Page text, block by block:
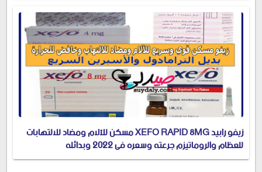
زيفو رابيد XEFO RAPID 8MG مسكن للآلام ومضاد للالتهابات
للعظام والروماتيزم جرعته وسعره في 2022 وبدائله